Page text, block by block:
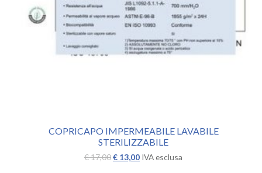
COPRICAPO IMPERMEABILE LAVABILE
STERILIZZABILE
€17,00Il
€ 13,00IlIVA esclusa